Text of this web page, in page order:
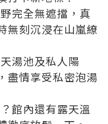
完全無遮擋，真
無刻沉浸在山嵐繚
湯池及私人陽
盡情享受私密泡湯
館內還有露天溫